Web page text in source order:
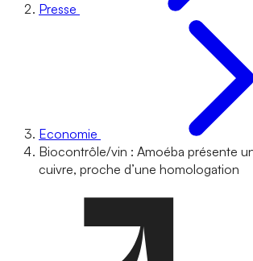
Presse
Economie
Biocontrôle/vin : Amoéba présente
cuivre, proche d’une homologation